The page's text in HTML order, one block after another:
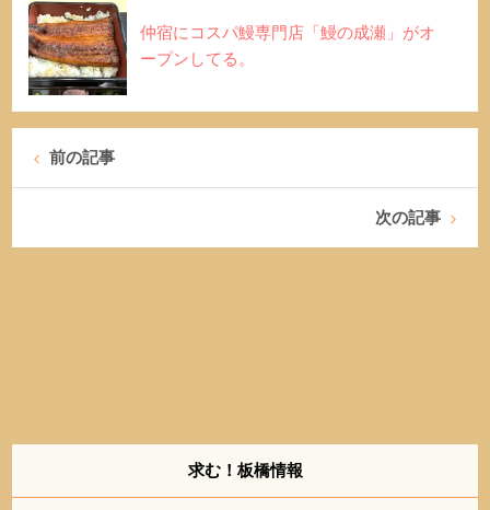
仲宿にコスパ鰻専門店「鰻の成瀬」がオ
ープンしてる。
前の記事
次の記事
求む！板橋情報